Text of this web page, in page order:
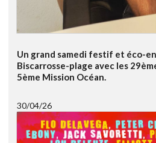
Un grand samedi festif et éco-
Biscarrosse-plage avec les
5ème Mission Océan.
30/04/26